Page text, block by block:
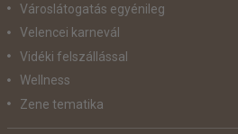
Városlátogatás egyénileg
Velencei karnevál
Vidéki felszállással
Wellness
Zene tematika